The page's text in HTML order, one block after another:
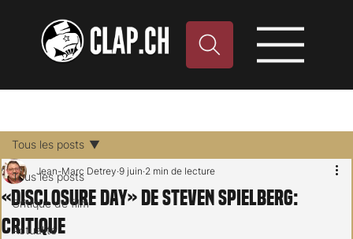
Tous les posts
Critique de film
Actualité
Tous les posts
«Disclosure Day» de Steven Spielberg:
critique
Jean-Marc Detrey 9 juin 2 min de lecture